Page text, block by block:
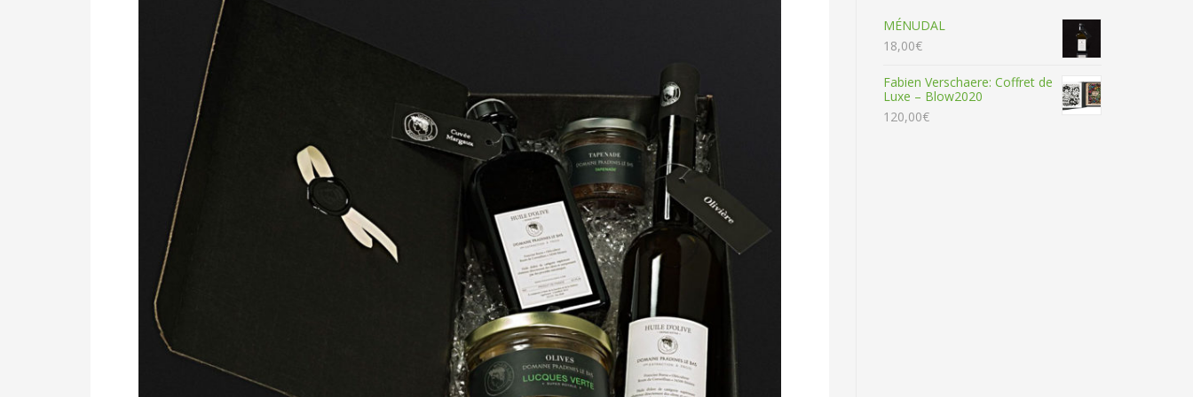
MÉNUDAL
18,00€
Fabien Verschaere: Coffret de
Luxe – Blow2020
120,00€